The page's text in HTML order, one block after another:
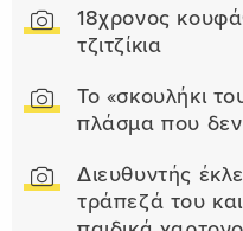
18χρονος
τζιτζίκια
Το «σκουλήκι
πλάσμα που
Διευθυντής
τράπεζά του